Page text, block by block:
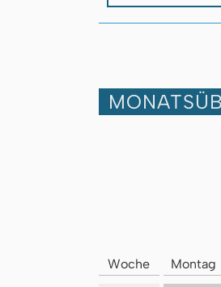
Woche Montag